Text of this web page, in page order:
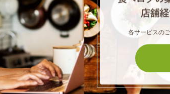
各サービスの